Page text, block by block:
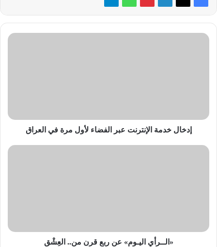
إدخال
العراق
إدخال خدمة الإنترنت عبر الفضاء لأول مرة في العراق
«الــرأي
«الــرأي اليـوم» عن ربع قرن من.. العِشْق